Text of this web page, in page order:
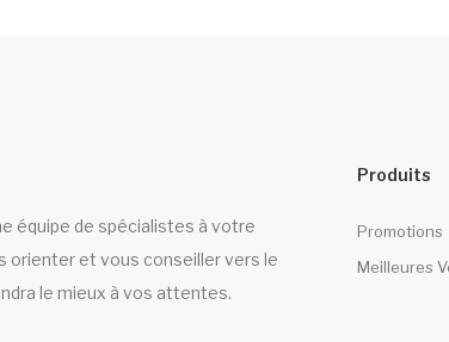
équipe de spécialistes à votre
orienter et vous conseiller vers le
le mieux à vos attentes.
Produits
Promotions
Meilleures